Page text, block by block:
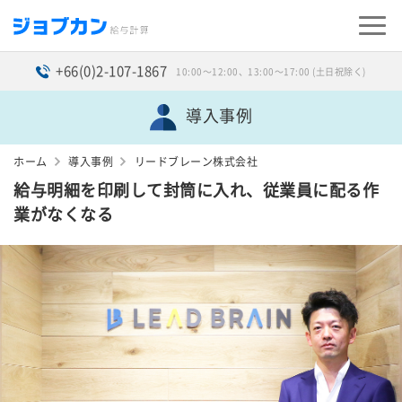
+66(0)2-107-1867 10:00〜12:00、13:00〜17:00 (土日祝除く)
導入事例
ホーム 導入事例 リードブレーン株式会社
給与明細を印刷して封筒に入れ、従業員に配る作
業がなくなる